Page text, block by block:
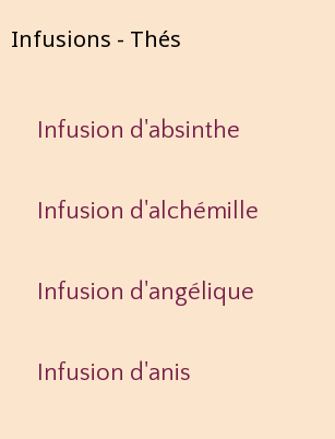
Infusions - Thés
Infusion d'absinthe
Infusion d'alchémille
Infusion d'angélique
Infusion d'anis